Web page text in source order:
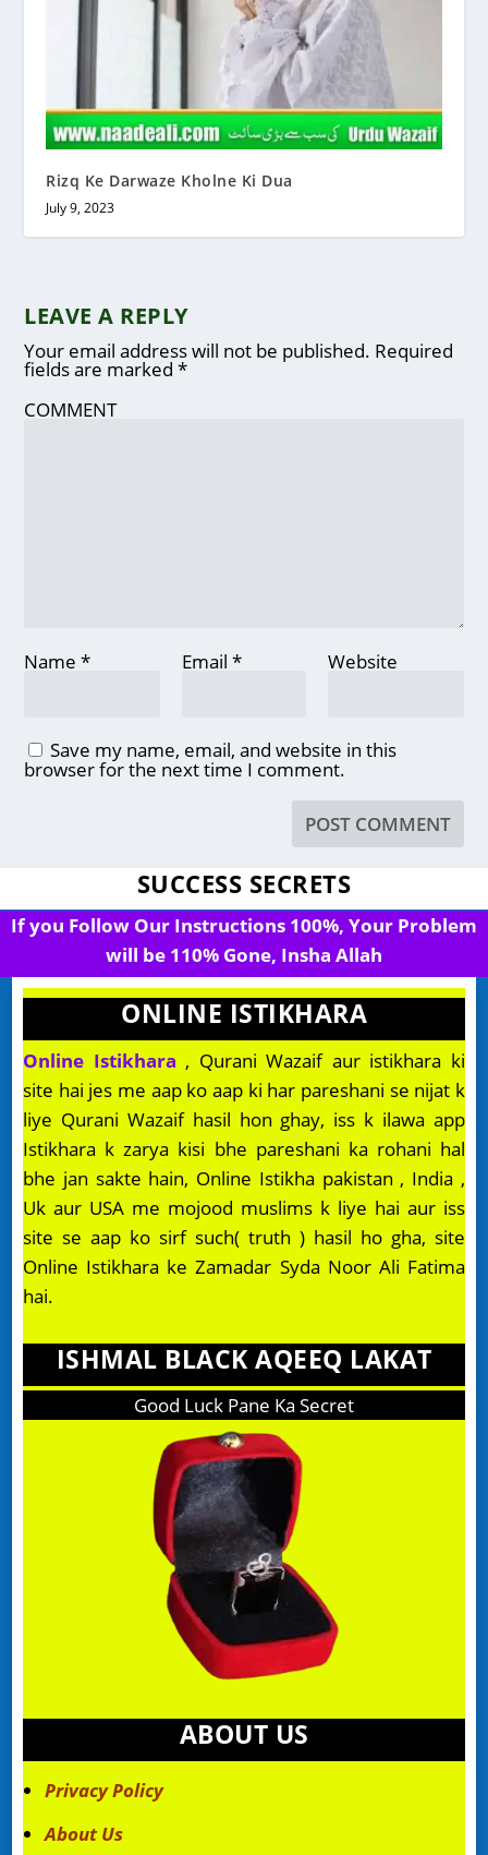
Rizq Ke Darwaze Kholne Ki Dua
July 9, 2023
LEAVE A REPLY
Your email address will not be published. Required
fields are marked*
COMMENT
Name* Email * Website
Save my name, email, and website in this
browser for the next time I comment.
SUCCESS SECRETS
If you Follow Our Instructions 100%, Your Problem
will be 110% Gone, Insha Allah
ONLINE ISTIKHARA
Online Istikhara , Qurani Wazaif aur istikhara ki
site hai jes me aap ko aap ki har pareshani se nijat k
liye Qurani Wazaif hasil hon ghay, iss k ilawa app
Istikhara k zarya kisi bhe pareshani ka rohani hal
bhe jan sakte hain, Online Istikha pakistan , India ,
Uk aur USA me mojood muslims k liye hai aur iss
site se aap ko sirf such( truth ) hasil ho gha, site
Online Istikhara ke Zamadar Syda Noor Ali Fatima
hai.
ISHMAL BLACK AQEEQ LAKAT
Good Luck Pane Ka Secret
ABOUT US
Privacy Policy
About Us